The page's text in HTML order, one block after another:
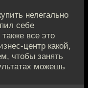
нелегально
себе
все это
центр какой,
чтобы занять
можешь